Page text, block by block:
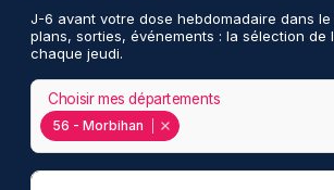
J-6 avant votre dose hebdomadaire dans le
plans, sorties, événements : la sélection de
chaque jeudi.
56 - Morbihan
Choisir mes départements